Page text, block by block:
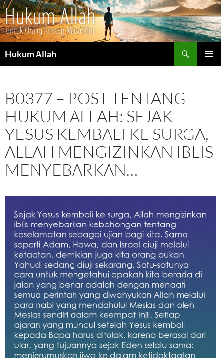
Hukum Allah
B0377 – POST TENTANG
HUKUM ALLAH: SEJAK
YESUS KEMBALI KE SURGA,
ALLAH MENGIZINKAN IBLIS
MENYEBARKAN…